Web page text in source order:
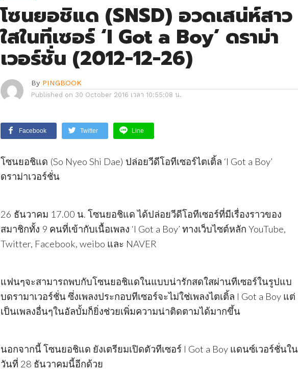
โซนยอชิแด (SNSD) อวดเสน่ห์สาว
ใสในทีเซอร์ ‘I Got a Boy’ ดราม่า
เวอร์ชั่น (2012-12-26)
By PINGBOOK
Published on 30 October 2016 เวลา 10:55:08 น.
Facebook Twitter Line
โซนยอชิแด (So Nyeo Shi Dae) ปล่อยวีดีโอทีเซอร์ไตเติ้ล ‘I Got a Boy’
ดราม่าเวอร์ชั่น
26 ธันวาคม 17.00 น. โซนยอชิแด ได้ปล่อยวีดีโอทีเซอร์ที่มีเรื่องราวของ
สมาชิกทั้ง 9 คนที่เข้ากับเนื้อเพลง ‘I Got a Boy’ ทางเว็บไซต์หลัก YouTube,
Twitter, Facebook, weibo และ NAVER
แฟนๆจะสามารถพบกับโซนยอชิแดในแบบน่ารักสดใสผ่านทีเซอร์ในรูปแบ
บดรามาเวอร์ชั่น ซึ่งเพลงประกอบทีเซอร์จะไม่ใช่เพลงไตเติ้ล I Got a Boy แต่
เป็นเพลงอื่นๆในอัลบั้มก็ยิ่งช่วยเพิ่มความน่าติดตามได้มากขึ้น
นอกจากนี้ โซนยอชิแด ยังเตรียมเปิดตัวทีเซอร์ I Got a Boy แดนซ์เวอร์ชั่นใน
วันที่ 28 ธันวาคมนี้อีกด้วย